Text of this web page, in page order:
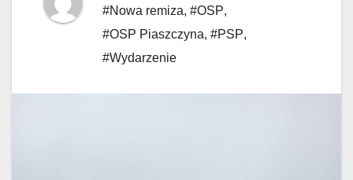
#Nowa remiza, #OSP,
#OSP Piaszczyna, #PSP,
#Wydarzenie